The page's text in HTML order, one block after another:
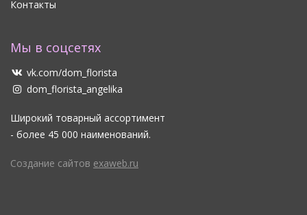
Контакты
Мы в соцсетях
vk.com/dom_florista
dom_florista_angelika
Широкий товарный ассортимент
- более 45 000 наименований.
Создание сайтов exaweb.ru